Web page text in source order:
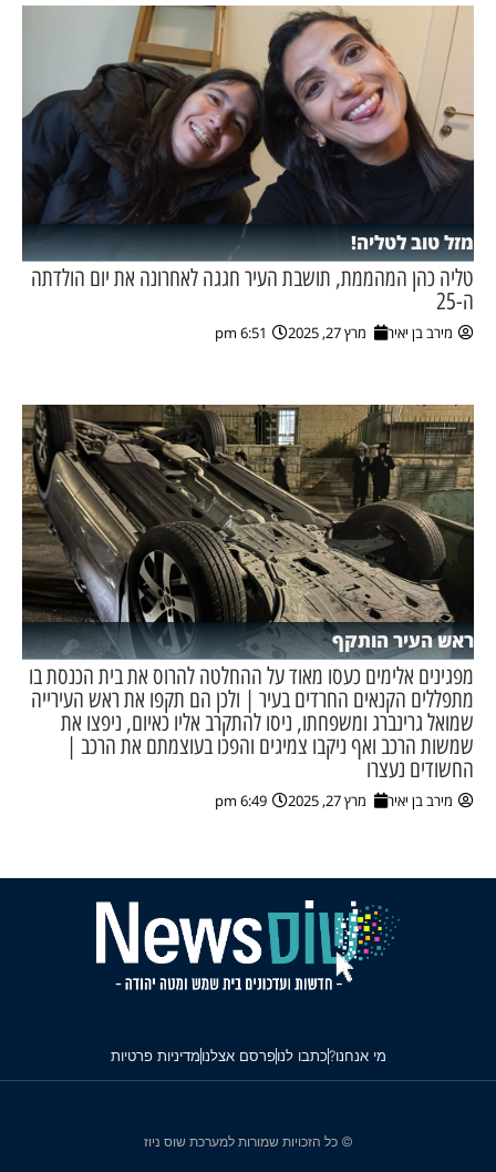
מזל טוב לטליה!
טליה כהן המהממת, תושבת העיר חגגה לאחרונה את יום הולדתה
ה-25
מירב בן יאיר מרץ 27, 2025 6:51 pm
ראש העיר הותקף
מפגינים אלימים כעסו מאוד על ההחלטה להרוס את בית הכנסת בו
מתפללים הקנאים החרדים בעיר | ולכן הם תקפו את ראש העירייה
שמואל גרינברג ומשפחתו, ניסו להתקרב אליו כאיום, ניפצו את
שמשות הרכב ואף ניקבו צמיגים והפכו בעוצמתם את הרכב |
החשודים נעצרו
מירב בן יאיר מרץ 27, 2025 6:49 pm
מי אנחנו?כתבו לנופרסם אצלנומדיניות פרטיות
© כל הזכויות שמורות למערכת שוס ניוז